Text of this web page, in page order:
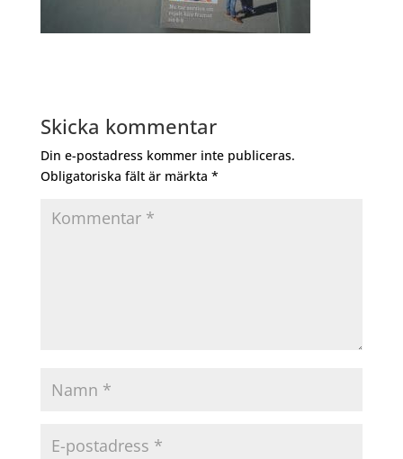
Skicka kommentar
Din e-postadress kommer inte publiceras.
Obligatoriska fält är märkta *